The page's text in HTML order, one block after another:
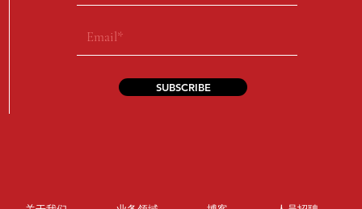
SUBSCRIBE